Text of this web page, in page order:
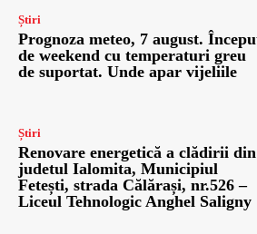
Știri
Prognoza meteo, 7 august.
de weekend cu temperaturi greu
de suportat. Unde apar vijeliile
Știri
Renovare energetică a clădirii din
judetul Ialomita, Municipiul
Fetești, strada Călărași, nr.526 –
Liceul Tehnologic Anghel Saligny